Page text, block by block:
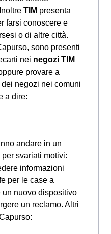
TIM presenta
farsi conoscere e
o di altre città.
sono presenti
nei negozi TIM
provare a
negozi nei comuni
a dire:
andare in un
per svariati motivi:
informazioni
per le case a
un nuovo dispositivo
un reclamo. Altri